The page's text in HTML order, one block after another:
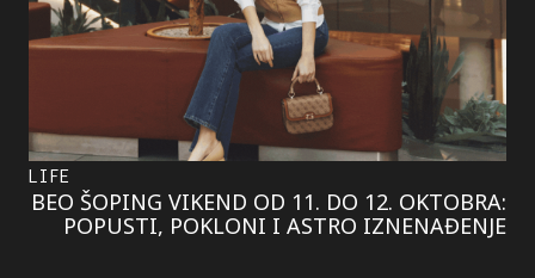
LIFE
BEO ŠOPING VIKEND OD 11. DO 12. OKTOBRA:
POPUSTI, POKLONI I ASTRO IZNENAĐENJE